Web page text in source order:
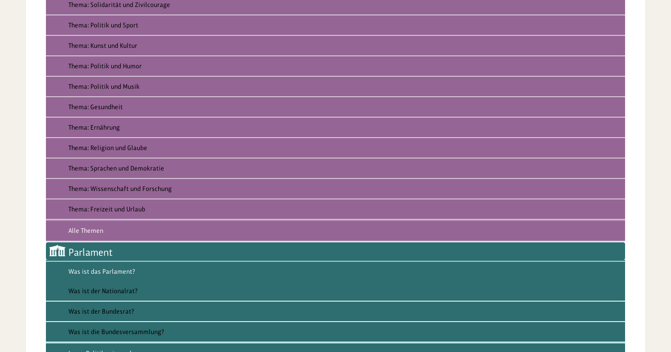
Thema: Solidarität und Zivilcourage
Thema: Politik und Sport
Thema: Kunst und Kultur
Thema: Politik und Humor
Thema: Politik und Musik
Thema: Gesundheit
Thema: Ernährung
Thema: Religion und Glaube
Thema: Sprachen und Demokratie
Thema: Wissenschaft und Forschung
Thema: Freizeit und Urlaub
Alle Themen
Parlament
Was ist das Parlament?
Was ist der Nationalrat?
Was ist der Bundesrat?
Was ist die Bundesversammlung?